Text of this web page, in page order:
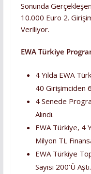
Sonunda
10.000 Euro 2.
Veriliyor.
EWA Türkiye
4 Yılda EWA
40 Girişimciden
4 Senede
Alındı.
EWA Türkiye, 4
Milyon TL
EWA Türkiye
Sayısı 200’ü Aştı.